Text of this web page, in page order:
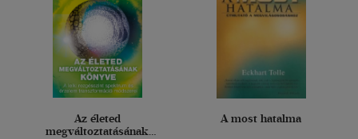
Az életed
megváltoztatásának
A most hatalma